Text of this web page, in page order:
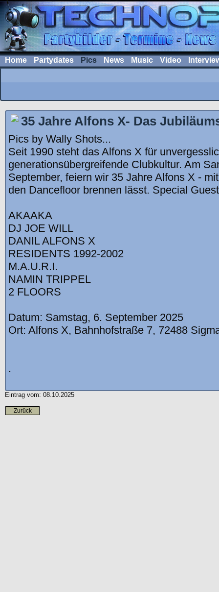
Home Partydates Pics News Music Video
35 Jahre Alfons X- Das
Pics by Wally Shots...
Seit 1990 steht das Alfons X für
generationsübergreifende Clubkultur. Am
September, feiern wir 35 Jahre Alfons X -
den Dancefloor brennen lässt. Special
AKAAKA
DJ JOE WILL
DANIL ALFONS X
RESIDENTS 1992-2002
M.A.U.R.I.
NAMIN TRIPPEL
2 FLOORS
Datum: Samstag, 6. September 2025
Ort: Alfons X, Bahnhofstraße 7, 72488
.
Eintrag vom: 08.10.2025